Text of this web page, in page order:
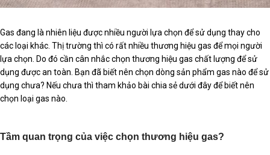
Gas đang là nhiên liệu được nhiều người lựa chọn để sử dụng thay cho
các loại khác. Thị trường thì có rất nhiều thương hiệu gas để mọi người
lựa chọn. Do đó cần cân nhắc chọn thương hiệu gas chất lượng để sử
dụng được an toàn. Bạn đã biết nên chọn dòng sản phẩm gas nào để sử
dụng chưa? Nếu chưa thì tham khảo bài chia sẻ dưới đây để biết nên
chọn loại gas nào.
Tầm quan trọng của việc chọn thương hiệu gas?